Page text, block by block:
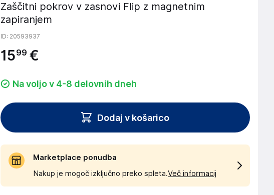
Zaščitni pokrov v zasnovi Flip z magnetnim
zapiranjem
ID: 20593937
1599 €
Na voljo v 4-8 delovnih dneh
Dodaj v košarico
Marketplace ponudba
Nakup je mogoč izključno preko spleta.Več informacij